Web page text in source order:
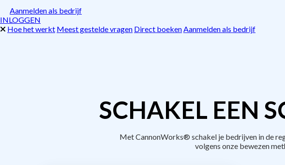
Aanmelden als bedrijf
INLOGGEN
Hoe het werkt Meest gestelde vragen Direct boekenAanmelden als bedrijf
SCHAKEL EEN
Met CannonWorks® schakel je bedrijven in de
volgens onze bewezen